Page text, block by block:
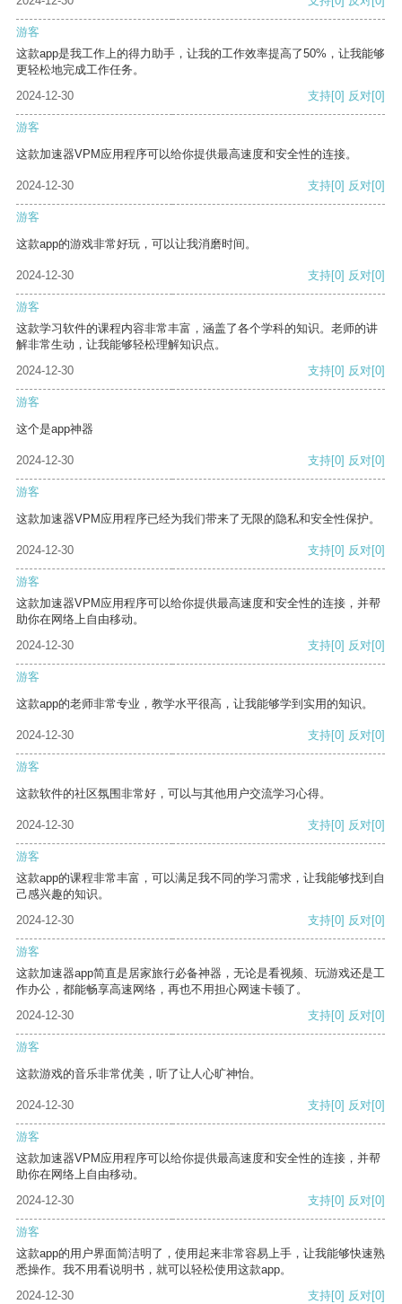
游客
这款app是我工作上的得力助手，让我的工作效率提高了50%，让我能够
更轻松地完成工作任务。
2024-12-30
支持[0] 反对[0]
游客
这款加速器VPM应用程序可以给你提供最高速度和安全性的连接。
2024-12-30 支持[0] 反对[0]
游客
这款app的游戏非常好玩，可以让我消磨时间。
2024-12-30 支持[0] 反对[0]
游客
这款学习软件的课程内容非常丰富，涵盖了各个学科的知识。老师的讲
解非常生动，让我能够轻松理解知识点。
2024-12-30
支持[0] 反对[0]
游客
这个是app神器
2024-12-30 支持[0] 反对[0]
游客
这款加速器VPM应用程序已经为我们带来了无限的隐私和安全性保护。
2024-12-30 支持[0] 反对[0]
游客
这款加速器VPM应用程序可以给你提供最高速度和安全性的连接，并帮
助你在网络上自由移动。
2024-12-30
支持[0] 反对[0]
游客
这款app的老师非常专业，教学水平很高，让我能够学到实用的知识。
2024-12-30 支持[0] 反对[0]
游客
这款软件的社区氛围非常好，可以与其他用户交流学习心得。
2024-12-30 支持[0] 反对[0]
游客
这款app的课程非常丰富，可以满足我不同的学习需求，让我能够找到自
己感兴趣的知识。
2024-12-30
支持[0] 反对[0]
游客
这款加速器app简直是居家旅行必备神器，无论是看视频、玩游戏还是工
作办公，都能畅享高速网络，再也不用担心网速卡顿了。
2024-12-30
支持[0] 反对[0]
游客
这款游戏的音乐非常优美，听了让人心旷神怡。
2024-12-30 支持[0] 反对[0]
游客
这款加速器VPM应用程序可以给你提供最高速度和安全性的连接，并帮
助你在网络上自由移动。
2024-12-30
支持[0] 反对[0]
游客
这款app的用户界面简洁明了，使用起来非常容易上手，让我能够快速熟
悉操作。我不用看说明书，就可以轻松使用这款app。
2024-12-30
支持[0] 反对[0]